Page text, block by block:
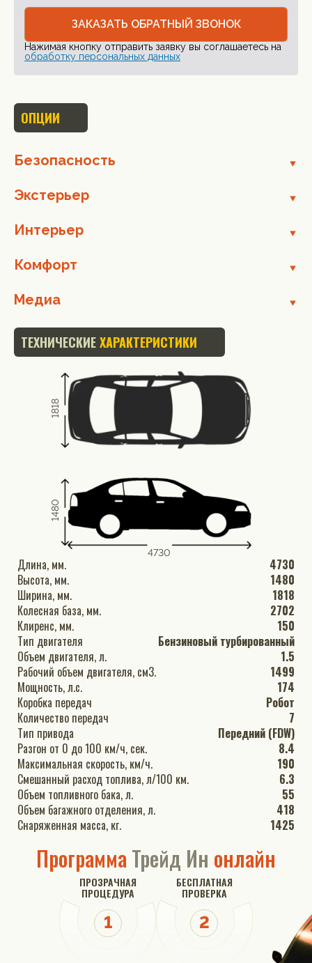
ЗАКАЗАТЬ ОБРАТНЫЙ ЗВОНОК
Нажимая кнопку отправить заявку вы соглашаетесь на
обработку персональных данных
ОПЦИИ
Безопасность
Экстерьер
Интерьер
Комфорт
Медиа
ТЕХНИЧЕСКИЕХАРАКТЕРИСТИКИ
4730
1480
1818
Длина, мм.
4730
Высота, мм.
1480
Ширина, мм.
1818
Колесная база, мм.
2702
Клиренс, мм.
150
Тип двигателя
Бензиновый турбированный
Объем двигателя, л.
1.5
Рабочий объем двигателя, см3.
1499
Мощность, л.с.
174
Коробка передач
Робот
Количество передач
7
Тип привода
Передний (FDW)
Разгон от 0 до 100 км/ч, сек.
8.4
Максимальная скорость, км/ч.
190
Смешанный расход топлива, л/100 км.
6.3
Объем топливного бака, л.
55
Объем багажного отделения, л.
418
Снаряженная масса, кг.
1425
ПрограммаТрейд Ин онлайн
ПРОЗРАЧНАЯ
ПРОЦЕДУРА
БЕСПЛАТНАЯ
ПРОВЕРКА